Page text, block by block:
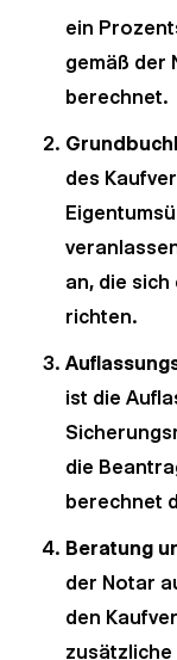
ein
gemäß der
berechnet.
des
an, die
richten.
ist die
die
berechnet
Beratung
der Notar
den